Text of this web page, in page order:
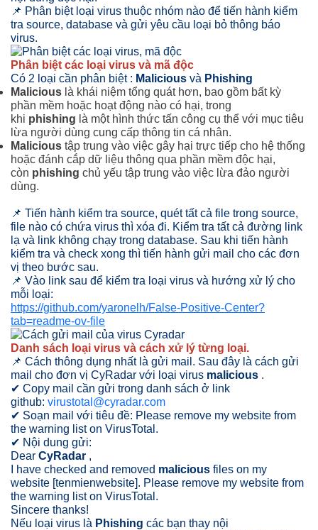
📌 Phân biệt loại virus thuộc nhóm nào để tiến hành kiểm
tra source, database và gửi yêu cầu loại bỏ thông báo
virus.
Phân biệt các loại virus và mã độc
Có 2 loại cần phân biệt : Malicious và Phishing
Malicious là khái niệm tổng quát hơn, bao gồm bất kỳ
phần mềm hoặc hoạt động nào có hại, trong
khi phishing là một hình thức tấn công cụ thể với mục tiêu
lừa người dùng cung cấp thông tin cá nhân.
Malicious tập trung vào việc gây hại trực tiếp cho hệ thống
hoặc đánh cắp dữ liệu thông qua phần mềm độc hại,
còn phishing chủ yếu tập trung vào việc lừa đảo người
dùng.
📌 Tiến hành kiểm tra source, quét tất cả file trong source,
file nào có chứa virus thì xóa đi. Kiểm tra tất cả đường link
lạ và link không chạy trong database. Sau khi tiến hành
kiểm tra và check xong thì tiến hành gửi mail cho các đơn
vị theo bước sau.
📌 Vào link sau để kiểm tra loại virus và hướng xử lý cho
mỗi loại:
https://github.com/yaronelh/False-Positive-Center?
tab=readme-ov-file
Danh sách loại virus và cách xử lý từng loại.
📌 Cách thông dụng nhất là gửi mail. Sau đây là cách gửi
mail cho đơn vị CyRadar với loại virus malicious .
✔ Copy mail cần gửi trong danh sách ở link
github: virustotal@cyradar.com
✔ Soạn mail với tiêu đề: Please remove my website from
the warning list on VirusTotal.
✔ Nội dung gửi:
Dear CyRadar ,
I have checked and removed malicious files on my
website [tenmienwebsite]. Please remove my website from
the warning list on VirusTotal.
Sincere thanks!
Nếu loại virus là Phishing các bạn thay nội